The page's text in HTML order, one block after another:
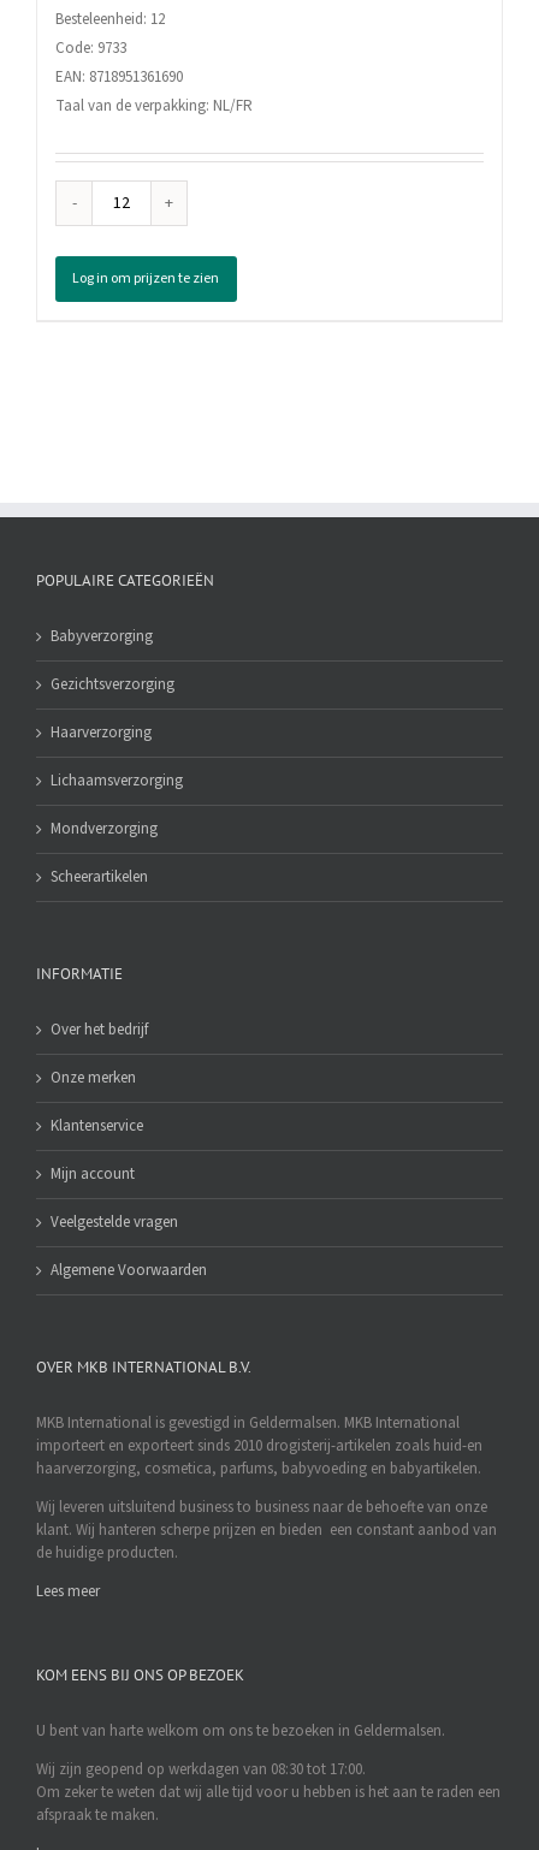
Besteleenheid: 12
Code: 9733
EAN: 8718951361690
Taal van de verpakking: NL/FR
Colgate
Maximum
Caries
Protection,
Log in om prijzen te zien
POPULAIRE CATEGORIEËN
Babyverzorging
Gezichtsverzorging
Haarverzorging
Lichaamsverzorging
Mondverzorging
Scheerartikelen
INFORMATIE
Over het bedrijf
Onze merken
Klantenservice
Mijn account
Veelgestelde vragen
Algemene Voorwaarden
OVER MKB INTERNATIONAL B.V.
MKB International is gevestigd in Geldermalsen. MKB International
importeert en exporteert sinds 2010 drogisterij-artikelen zoals huid-en
haarverzorging, cosmetica, parfums, babyvoeding en babyartikelen.
Wij leveren uitsluitend business to business naar de behoefte van onze
klant. Wij hanteren scherpe prijzen en bieden een constant aanbod van
de huidige producten.
Lees meer
KOM EENS BIJ ONS OP BEZOEK
U bent van harte welkom om ons te bezoeken in Geldermalsen.
Wij zijn geopend op werkdagen van 08:30 tot 17:00.
Om zeker te weten dat wij alle tijd voor u hebben is het aan te raden een
afspraak te maken.